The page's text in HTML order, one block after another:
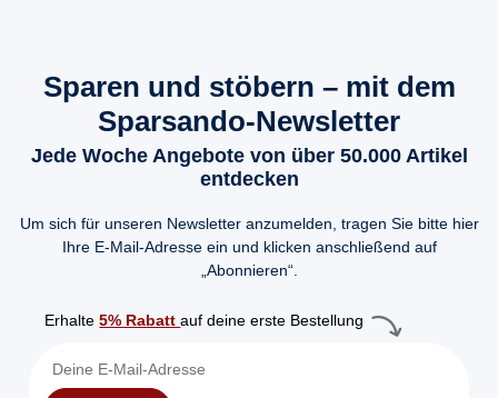
Sparen und stöbern – mit dem
Sparsando-Newsletter
Jede Woche Angebote von über 50.000 Artikel
entdecken
Um sich für unseren Newsletter anzumelden, tragen Sie bitte hier
Ihre E-Mail-Adresse ein und klicken anschließend auf
„Abonnieren“.
Erhalte5% Rabattauf deine erste Bestellung